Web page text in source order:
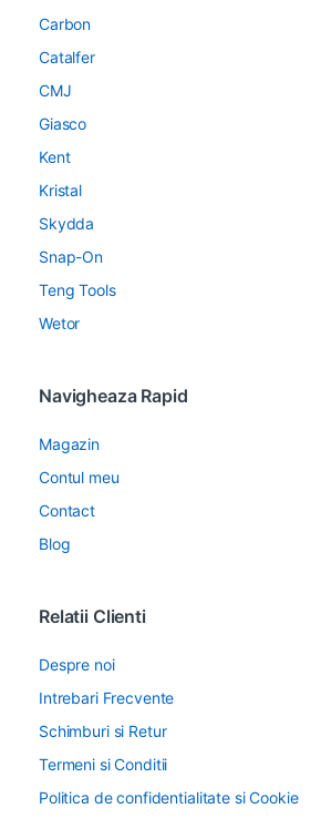
Carbon
Catalfer
CMJ
Giasco
Kent
Kristal
Skydda
Snap-On
Teng Tools
Wetor
Navigheaza Rapid
Magazin
Contul meu
Contact
Blog
Relatii Clienti
Despre noi
Intrebari Frecvente
Schimburi si Retur
Termeni si Conditii
Politica de confidentialitate si Cookie